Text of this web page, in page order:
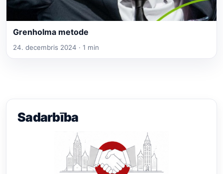
Grenholma metode
24. decembris 2024 · 1 min
Sadarbība